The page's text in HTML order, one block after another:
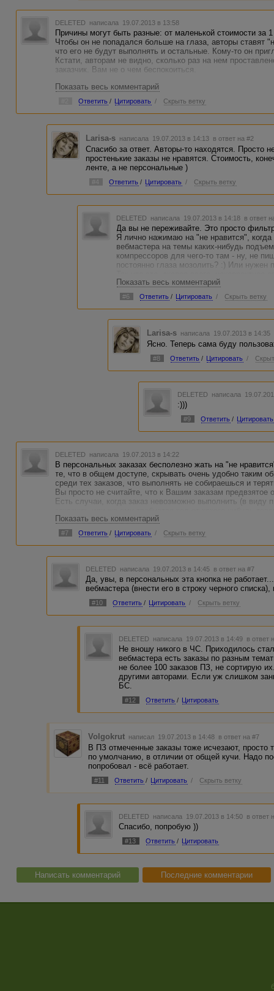
DELETED написала 19.07.2013 в 13:58
Причины могут быть разные: от маленькой стоимости за
Чтобы он не попадался больше на глаза, авторы ставят
что его не будут выполнять и остальные. Кому-то он
Кстати, авторам не видно, сколько раз на нем
заказчик. Вам не о чем беспокоиться.
Показать весь комментарий
Ответить / Цитировать / Скрыть ветку
Larisa-s написала 19.07.2013 в 14:13 в ответ на #2
Спасибо за ответ. Авторы-то находятся. Просто
простенькие заказы не нравятся. Стоимость,
ленте, а не персональные )
#4 Ответить / Цитировать / Скрыть ветку
DELETED написала 19.07.2013 в 14:18 в ответ
Да вы не переживайте. Это просто
Я лично нажимаю на "не нравится", когда
вебмастера на темы каких-нибудь
компрессоров для чего-то там - ну, не
постоянно глаза мозолить? :) Или нужен
истинном смысле слова. Не обращайте
Показать весь комментарий
#6 Ответить / Цитировать / Скрыть ветку
Larisa-s написала 19.07.2013 в 14:35
Ясно. Теперь сама буду
#8 Ответить / Цитировать /
DELETED написала
:)))
#9 Ответить / Цитировать
DELETED написала 19.07.2013 в 14:22
В персональных заказах бесполезно жать на "не
те, что в общем доступе, скрывать очень удобно таким
среди тех заказов, что выполнять не собираешься и
Вы просто не считайте, что к Вашим заказам
Есть случаи, когда заказ невозможно выполнить (в виду
жмется кнопочка "не нравится". Но она не является
Показать весь комментарий
#7 Ответить / Цитировать / Скрыть ветку
DELETED написала 19.07.2013 в 14:45 в ответ на #7
Да, увы, в персональных эта кнопка не
вебмастера (внести его в строку черного
#10 Ответить / Цитировать / Скрыть ветку
DELETED написала 19.07.2013 в 14:49 в ответ
Не вношу никого в ЧС. Приходилось
вебмастера есть заказы по разным
не более 100 заказов ПЗ, не сортирую
другими авторами. Если уж слишком
БС.
#12 Ответить / Цитировать
Volgokrut написал 19.07.2013 в 14:48 в ответ на #7
В ПЗ отмеченные заказы тоже исчезают, просто
по умолчанию, в отличии от общей кучи. Надо
попробовал - всё работает.
#11 Ответить / Цитировать / Скрыть ветку
DELETED написала 19.07.2013 в 14:50 в ответ
Спасибо, попробую ))
#13 Ответить / Цитировать
Написать комментарий Последние комментарии